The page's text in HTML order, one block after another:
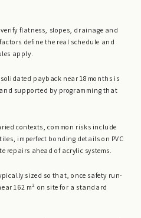
flatness, slopes, drainage and
define the real schedule and
apply.
payback near 18 months is
supported by programming that
contexts, common risks include
imperfect bonding details on PVC
repairs ahead of acrylic systems.
sized so that, once safety run-
162 m² on site for a standard